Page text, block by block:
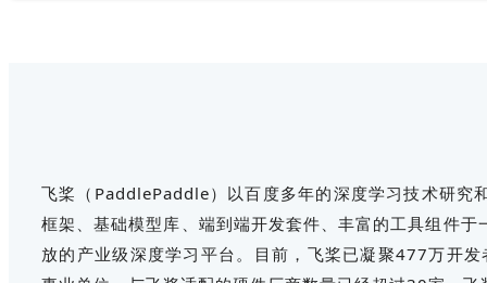
飞桨（PaddlePaddle）以百度多年的深度学习技术研究
框架、基础模型库、端到端开发套件、丰富的工具组件
放的产业级深度学习平台。目前，飞桨已凝聚477万开